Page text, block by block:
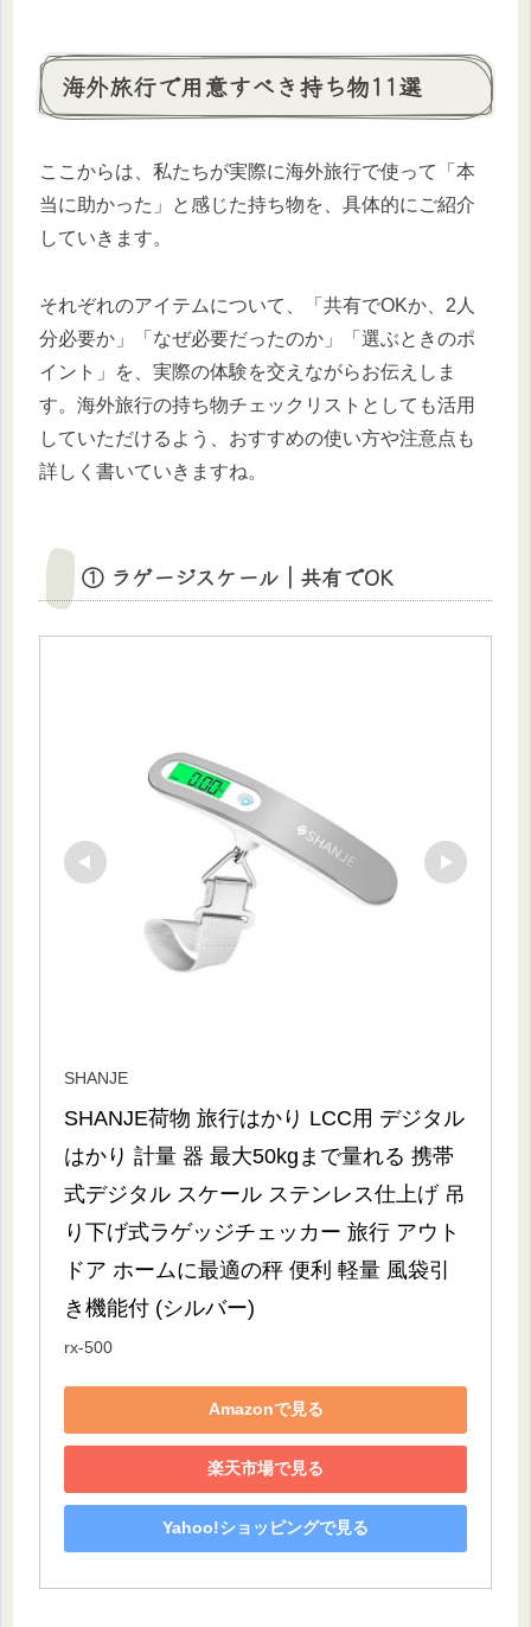
海外旅行で用意すべき持ち物11選
ここからは、私たちが実際に海外旅行で使って「本
当に助かった」と感じた持ち物を、具体的にご紹介
していきます。
それぞれのアイテムについて、「共有でOKか、2人
分必要か」「なぜ必要だったのか」「選ぶときのポ
イント」を、実際の体験を交えながらお伝えしま
す。海外旅行の持ち物チェックリストとしても活用
していただけるよう、おすすめの使い方や注意点も
詳しく書いていきますね。
① ラゲージスケール｜共有でOK
SHANJE
SHANJE荷物 旅行はかり LCC用 デジタル
はかり 計量 器 最大50kgまで量れる 携帯
式デジタル スケール ステンレス仕上げ 吊
り下げ式ラゲッジチェッカー 旅行 アウト
ドア ホームに最適の秤 便利 軽量 風袋引
き機能付 (シルバー)
rx-500
Amazonで見る
楽天市場で見る
Yahoo!ショッピングで見る